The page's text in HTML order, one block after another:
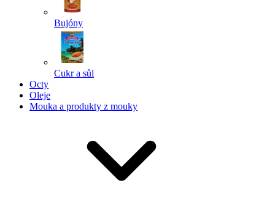
Bujóny
Cukr a sůl
Octy
Oleje
Mouka a produkty z mouky